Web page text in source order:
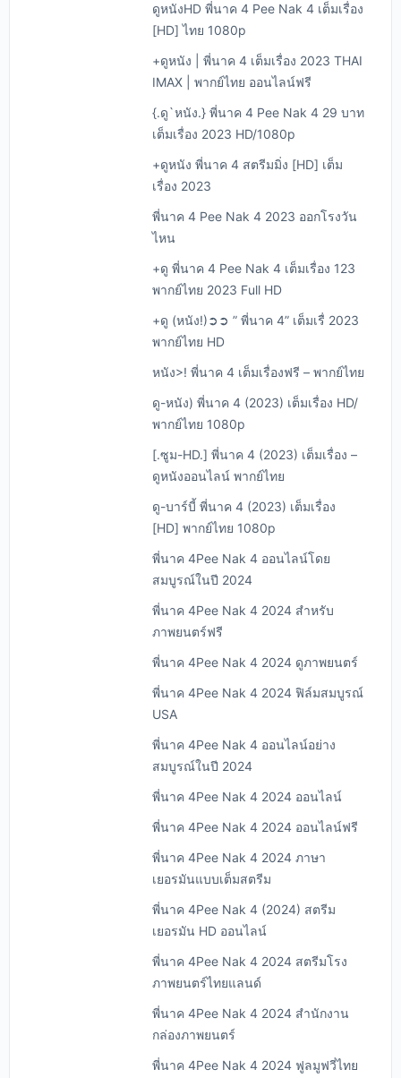
ดูหนังHD พี่นาค 4 Pee Nak 4 เต็มเรื่อง
[HD] ไทย 1080p
+ดูหนัง | พี่นาค 4 เต็มเรื่อง 2023 THAI
IMAX | พากย์ไทย ออนไลน์ฟรี
{.ดู`หนัง.} พี่นาค 4 Pee Nak 4 29 บาท
เต็มเรื่อง 2023 HD/1080p
+ดูหนัง พี่นาค 4 สตรีมมิ่ง [HD] เต็ม
เรื่อง 2023
พี่นาค 4 Pee Nak 4 2023 ออกโรงวัน
ไหน
+ดู พี่นาค 4 Pee Nak 4 เต็มเรื่อง 123
พากย์ไทย 2023 Full HD
+ดู (หนัง!)➲➲ ” พี่นาค 4” เต็มเรื่ 2023
พากย์ไทย HD
หนัง>! พี่นาค 4 เต็มเรื่องฟรี – พากย์ไทย
ดู-หนัง) พี่นาค 4 (2023) เต็มเรื่อง HD/
พากย์ไทย 1080p
[.ซูม-HD.] พี่นาค 4 (2023) เต็มเรื่อง –
ดูหนังออนไลน์ พากย์ไทย
ดู-บาร์บี้ พี่นาค 4 (2023) เต็มเรื่อง
[HD] พากย์ไทย 1080p
พี่นาค 4Pee Nak 4 ออนไลน์โดย
สมบูรณ์ในปี 2024
พี่นาค 4Pee Nak 4 2024 สำหรับ
ภาพยนตร์ฟรี
พี่นาค 4Pee Nak 4 2024 ดูภาพยนตร์
พี่นาค 4Pee Nak 4 2024 ฟิล์มสมบูรณ์
USA
พี่นาค 4Pee Nak 4 ออนไลน์อย่าง
สมบูรณ์ในปี 2024
พี่นาค 4Pee Nak 4 2024 ออนไลน์
พี่นาค 4Pee Nak 4 2024 ออนไลน์ฟรี
พี่นาค 4Pee Nak 4 2024 ภาษา
เยอรมันแบบเต็มสตรีม
พี่นาค 4Pee Nak 4 (2024) สตรีม
เยอรมัน HD ออนไลน์
พี่นาค 4Pee Nak 4 2024 สตรีมโรง
ภาพยนตร์ไทยแลนด์
พี่นาค 4Pee Nak 4 2024 สํานักงาน
กล่องภาพยนตร์
พี่นาค 4Pee Nak 4 2024 ฟูลมูฟวี่ไทย